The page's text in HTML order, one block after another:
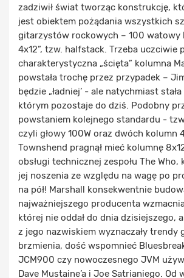
zadziwił świat tworząc konstrukcję,
jest obiektem pożądania wszystkich
gitarzystów rockowych – 100 watowy
4x12”, tzw. halfstack. Trzeba uczciwie
charakterystyczna „ścięta” kolumna
powstała trochę przez przypadek –
będzie „ładniej’ - ale natychmiast
którym pozostaje do dziś. Podobny
powstaniem kolejnego standardu -
czyli głowy 100W oraz dwóch kolumn
Townshend pragnął mieć kolumnę
obsługi technicznej zespołu The Who,
jej noszenia ze względu na wagę po
na pół! Marshall konsekwentnie
najważniejszego producenta
której nie oddał do dnia dzisiejszego,
z jego nazwiskiem wyznaczały trendy
brzmienia, dość wspomnieć
JCM900 czy nowoczesnego JVM
Dave Mustaine’a i Joe Satrianiego. Od